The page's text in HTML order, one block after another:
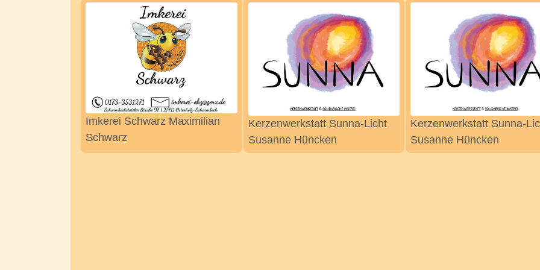
Imkerei Schwarz Maximilian
Schwarz
Kerzenwerkstatt Sunna-Licht
Susanne Hüncken
Kerzenwerkstatt Sunna-
Susanne Hüncken